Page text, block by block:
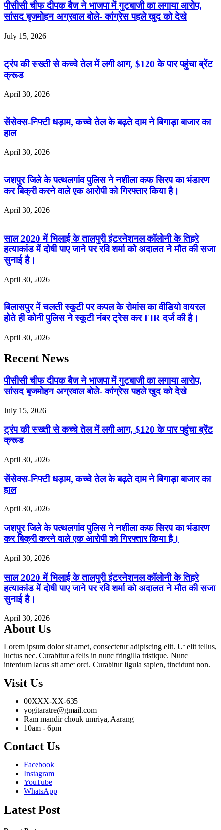
पीसीसी चीफ दीपक बैज ने भाजपा में गुटबाजी का लगाया आरोप,
सांसद बृजमोहन अग्रवाल बोले- कांग्रेस पहले खुद को देखे
July 15, 2026
ट्रंप की सख्ती से कच्चे तेल में लगी आग, $120 के पार पहुंचा ब्रेंट
क्रूड
April 30, 2026
सेंसेक्स-निफ्टी धड़ाम, कच्चे तेल के बढ़ते दाम ने बिगाड़ा बाजार का
हाल
April 30, 2026
जशपुर जिले के पत्थलगांव पुलिस ने नशीला कफ सिरप का भंडारण
कर बिक्री करने वाले एक आरोपी को गिरफ्तार किया है।
April 30, 2026
साल 2020 में भिलाई के तालपुरी इंटरनेशनल कॉलोनी के तिहरे
हत्याकांड में दोषी पाए जाने पर रवि शर्मा को अदालत ने मौत की सजा
सुनाई है।
April 30, 2026
बिलासपुर में चलती स्कूटी पर कपल के रोमांस का वीडियो वायरल
होते ही कोनी पुलिस ने स्कूटी नंबर ट्रेस कर FIR दर्ज की है।
April 30, 2026
Recent News
पीसीसी चीफ दीपक बैज ने भाजपा में गुटबाजी का लगाया आरोप,
सांसद बृजमोहन अग्रवाल बोले- कांग्रेस पहले खुद को देखे
July 15, 2026
ट्रंप की सख्ती से कच्चे तेल में लगी आग, $120 के पार पहुंचा ब्रेंट
क्रूड
April 30, 2026
सेंसेक्स-निफ्टी धड़ाम, कच्चे तेल के बढ़ते दाम ने बिगाड़ा बाजार का
हाल
April 30, 2026
जशपुर जिले के पत्थलगांव पुलिस ने नशीला कफ सिरप का भंडारण
कर बिक्री करने वाले एक आरोपी को गिरफ्तार किया है।
April 30, 2026
साल 2020 में भिलाई के तालपुरी इंटरनेशनल कॉलोनी के तिहरे
हत्याकांड में दोषी पाए जाने पर रवि शर्मा को अदालत ने मौत की सजा
सुनाई है।
April 30, 2026
About Us
Lorem ipsum dolor sit amet, consectetur adipiscing elit. Ut elit tellus,
luctus nec. Curabitur a felis in nunc fringilla tristique. Nunc
interdum lacus sit amet orci. Curabitur ligula sapien, tincidunt non.
Visit Us
00XXX-XX-635
yogitaratre@gmail.com
Ram mandir chouk umriya, Aarang
10am - 6pm
Contact Us
Facebook
Instagram
YouTube
WhatsApp
Latest Post